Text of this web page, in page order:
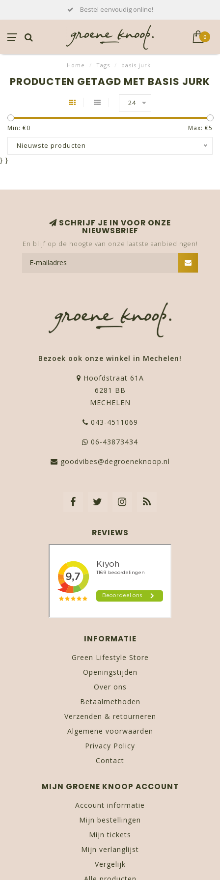
Bestel eenvoudig online!
0
Home / Tags / basis jurk
PRODUCTEN GETAGD MET BASIS JURK
24
Min: €0 Max: €5
Nieuwste producten
} }
SCHRIJF JE IN VOOR ONZE
NIEUWSBRIEF
En blijf op de hoogte van onze laatste aanbiedingen!
Bezoek ook onze winkel in Mechelen!
Hoofdstraat 61A
6281 BB
MECHELEN
043-4511069
06-43873434
goodvibes@degroeneknoop.nl
REVIEWS
INFORMATIE
Green Lifestyle Store
Openingstijden
Over ons
Betaalmethoden
Verzenden & retourneren
Algemene voorwaarden
Privacy Policy
Contact
MIJN GROENE KNOOP ACCOUNT
Account informatie
Mijn bestellingen
Mijn tickets
Mijn verlanglijst
Vergelijk